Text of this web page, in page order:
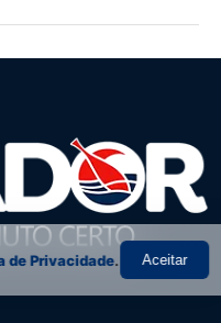
de Privacidade. Aceitar